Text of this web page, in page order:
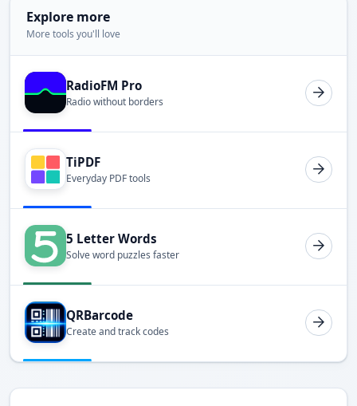
Explore more
More tools you'll love
RadioFM Pro
Radio without borders
TiPDF
Everyday PDF tools
5 Letter Words
Solve word puzzles faster
QRBarcode
Create and track codes